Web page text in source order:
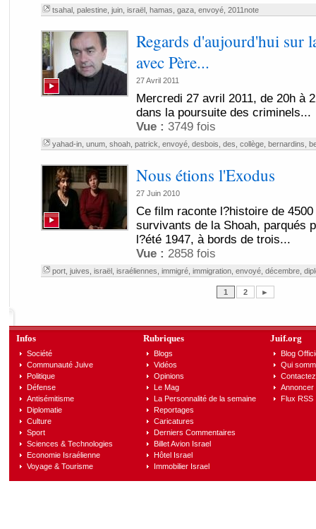
tsahal, palestine, juin, israël, hamas gaza, envoyé, 2011note
Regards d'aujourd'hui sur
avec Père...
27 Avril 2011
Mercredi 27 avril 2011, de 20h à
dans la poursuite des criminels...
Vue : 3749 fois
yahad-in, unum, shoah, patrick envoyé, desbois des collège, bernardins
Nous étions l'Exodus
27 Juin 2010
Ce film raconte l?histoire de
survivants de la Shoah, parqués
l?été 1947, à bords de trois...
Vue : 2858 fois
port, juives israël, israéliennes immigré, immigration, envoyé, décembre,
1 2 ►
Infos
Société
Communauté Juive
Politique
Défense
Antisémitisme
Diplomatie
Culture
Sport
Sciences & Technologies
Economie Israélienne
Voyage & Tourisme
Rubriques
Blogs
Vidéos
Opinions
Le Mag
La Personnalité de la semaine
Reportages
Caricatures
Derniers Commentaires
Billet Avion Israel
Hôtel Israel
Immobilier Israel
Juif.org
Blog
Qui
Annoncer
Flux RSS